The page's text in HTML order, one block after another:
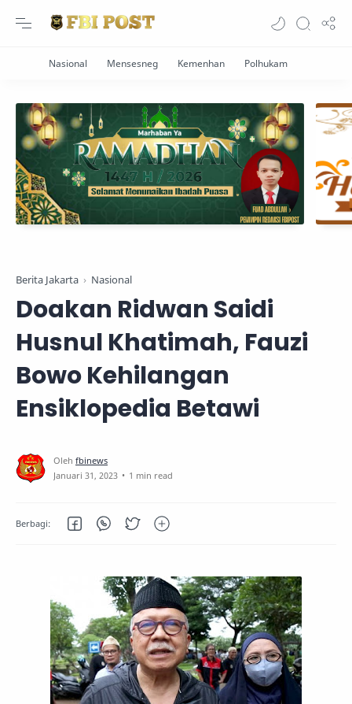
Berita Jakarta Nasional
Doakan Ridwan Saidi
Husnul Khatimah, Fauzi
Bowo Kehilangan
Ensiklopedia Betawi
1 min read